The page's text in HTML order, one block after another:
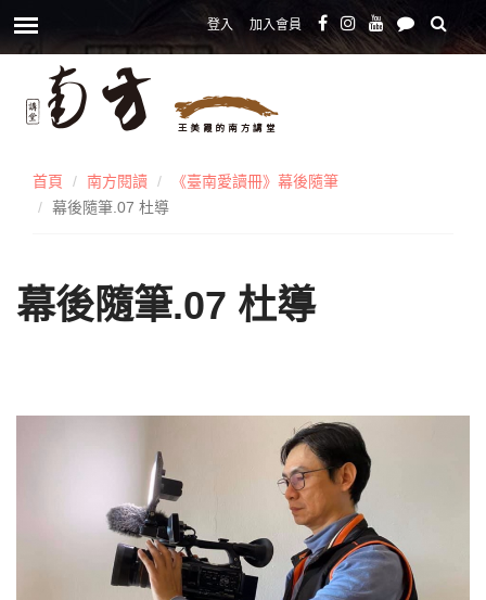
登入 加入會員
首頁 南方閱讀
《臺南愛讀冊》幕後隨筆
幕後隨筆.07 杜導
幕後隨筆.07 杜導